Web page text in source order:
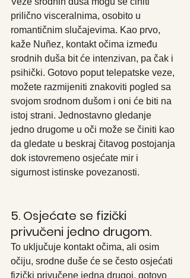
prilično visceralnima, osobito u
romantičnim slučajevima. Kao prvo,
kaže Nuñez, kontakt očima između
srodnih duša bit će intenzivan, pa čak i
psihički. Gotovo poput telepatske veze,
možete razmijeniti znakoviti pogled sa
svojom srodnom dušom i oni će biti na
istoj strani. Jednostavno gledanje
jedno drugome u oči može se činiti kao
da gledate u beskraj čitavog postojanja
dok istovremeno osjećate mir i
sigurnost istinske povezanosti.
5. Osjećate se fizički
privučeni jedno drugom.
To uključuje kontakt očima, ali osim
očiju, srodne duše će se često osjećati
fizički privučene jedna drugoj, gotovo